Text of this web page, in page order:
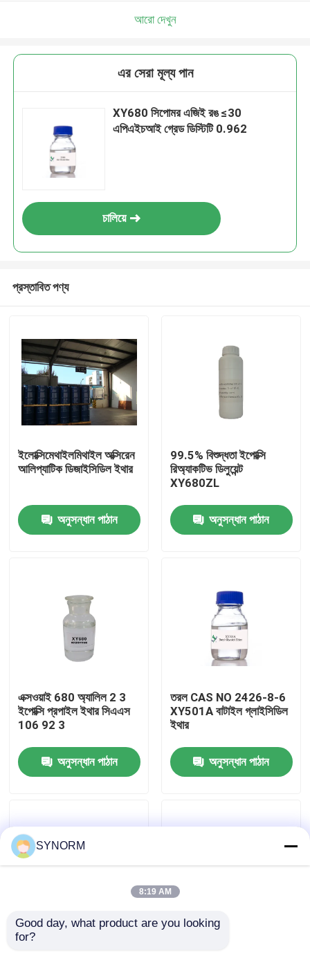
আমাদের সম্পর্কে
কারখানা ভ্রমণ
মান নিয়ন্ত্রণ
উদ্ধৃতির জন্য আবেদন
আলিফ্যাটিক গ্লাইসিডিল ইথার
আরো দেখুন
এর সেরা মূল্য পান
XY680 সিপোমর এজিই রঙ ≤30
এপিএইচআই গ্রেড ডিস্টিটি 0.962
চালিয়ে
প্রস্তাবিত পণ্য
ইলোক্সিমেথাইলমিথাইল অক্সিরেন
আলিপ্যাটিক ডিজাইসিডিল ইথার
অনুসন্ধান পাঠান
99.5% বিশুদ্ধতা ইপোক্সি
রিঅ্যাকটিভ ডিলুয়েন্ট
XY680ZL
অনুসন্ধান পাঠান
এক্সওয়াই 680 অ্যালিল 2 3
ইপোক্সি প্রপাইল ইথার সিএএস
106 92 3
অনুসন্ধান পাঠান
তরল CAS NO 2426-8-6
XY501A বাটাইল গ্লাইসিডিল
ইথার
অনুসন্ধান পাঠান
ন্যূনতম ৯৯.৫% বিশুদ্ধতা
SYNORM
8:19 AM
Good day, what product are you looking
for?